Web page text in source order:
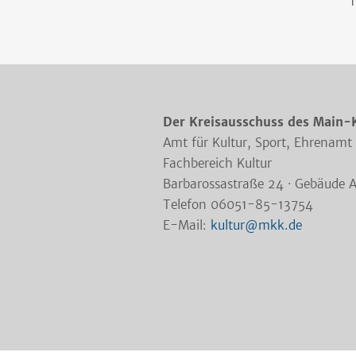
Der Kreisausschuss des
Amt für Kultur, Sport, Ehrenamt
Fachbereich Kultur
Barbarossastraße 24 · Gebäude
Telefon 06051-85-13754
E-Mail: kultur@mkk.de